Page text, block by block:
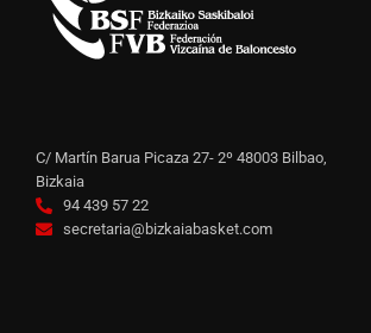
C/ Martín Barua Picaza 27- 2º 48003 Bilbao,
Bizkaia
94 439 57 22
secretaria@bizkaiabasket.com